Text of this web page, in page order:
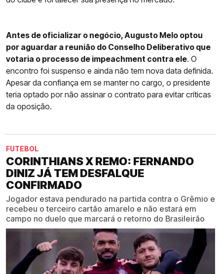
Antes de oficializar o negócio, Augusto Melo optou
por aguardar a reunião do Conselho Deliberativo que
votaria o processo de impeachment contra ele. O
encontro foi suspenso e ainda não tem nova data definida.
Apesar da confiança em se manter no cargo, o presidente
teria optado por não assinar o contrato para evitar críticas
da oposição.
FUTEBOL
CORINTHIANS X REMO: FERNANDO
DINIZ JÁ TEM DESFALQUE
CONFIRMADO
Jogador estava pendurado na partida contra o Grêmio e
recebeu o terceiro cartão amarelo e não estará em
campo no duelo que marcará o retorno do Brasileirão